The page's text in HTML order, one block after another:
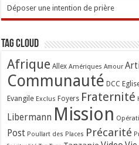
Déposer une intention de prière
Tag Cloud
Afrique Allex Amériques Amour
Communauté DCC
Evangile Exclus Foyers Fraternité
Libermann Mission
Post Poullart des Places Précarité